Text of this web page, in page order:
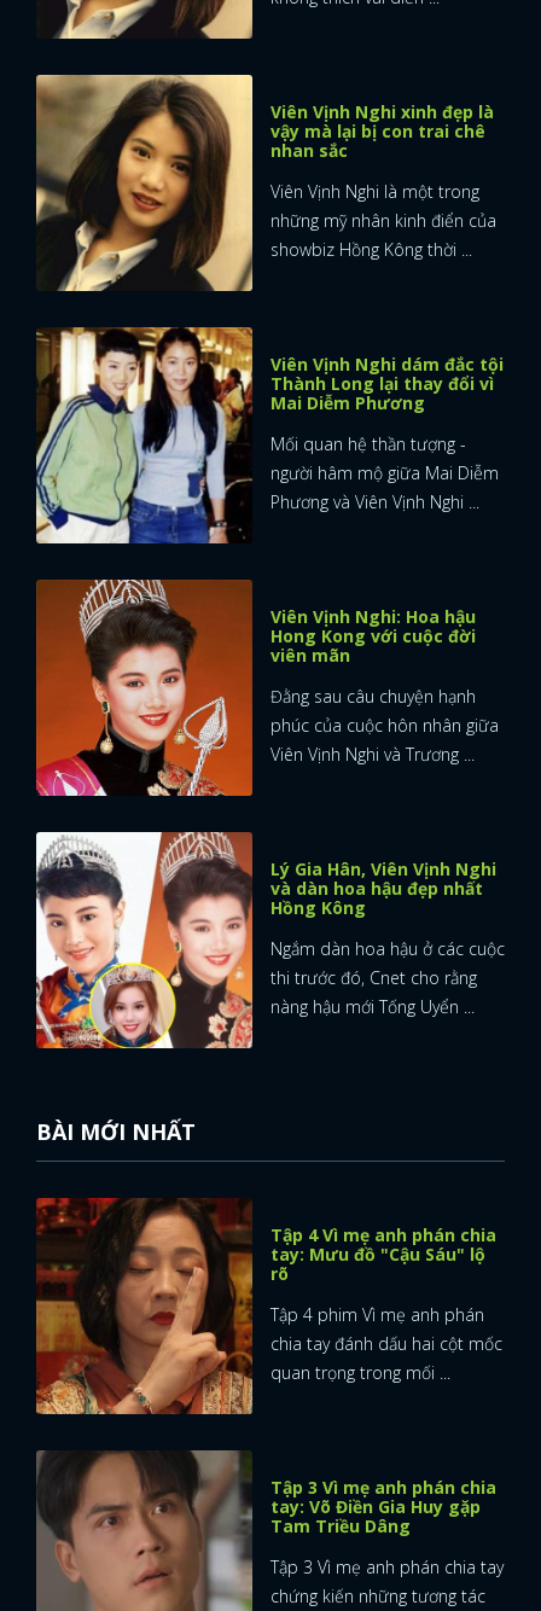
Viên Vịnh Nghi xinh đẹp là
vậy mà lại bị con trai chê
nhan sắc
Viên Vịnh Nghi là một trong
những mỹ nhân kinh điển của
showbiz Hồng Kông thời ...
Viên Vịnh Nghi dám đắc tội
Thành Long lại thay đổi vì
Mai Diễm Phương
Mối quan hệ thần tượng -
người hâm mộ giữa Mai Diễm
Phương và Viên Vịnh Nghi ...
Viên Vịnh Nghi: Hoa hậu
Hong Kong với cuộc đời
viên mãn
Đằng sau câu chuyện hạnh
phúc của cuộc hôn nhân giữa
Viên Vịnh Nghi và Trương ...
Lý Gia Hân, Viên Vịnh Nghi
và dàn hoa hậu đẹp nhất
Hồng Kông
Ngắm dàn hoa hậu ở các cuộc
thi trước đó, Cnet cho rằng
nàng hậu mới Tống Uyển ...
BÀI MỚI NHẤT
Tập 4 Vì mẹ anh phán chia
tay: Mưu đồ "Cậu Sáu" lộ
rõ
Tập 4 phim Vì mẹ anh phán
chia tay đánh dấu hai cột mốc
quan trọng trong mối ...
Tập 3 Vì mẹ anh phán chia
tay: Võ Điền Gia Huy gặp
Tam Triều Dâng
Tập 3 Vì mẹ anh phán chia tay
chứng kiến những tương tác